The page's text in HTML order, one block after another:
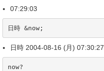
07:29:03
日時 &now;
日時 2004-08-16 (月) 07:30:27
now?